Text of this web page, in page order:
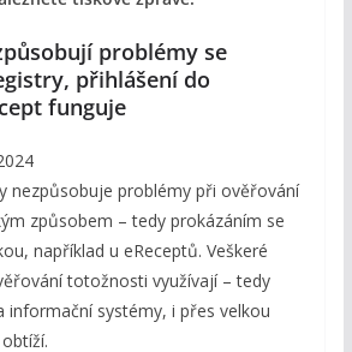
problémy se
přihlášení do
funguje
nezpůsobuje problémy při ověřování
způsobem – tedy prokázáním se
například u eReceptů. Veškeré
totožnosti využívají – tedy
informační systémy, i přes velkou